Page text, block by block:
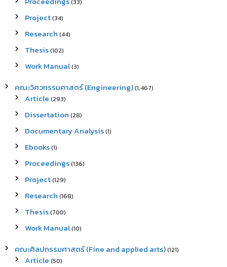
(33)
Project(34)
Research (44)
Thesis(102)
Work Manual(3)
คณะวิศวกรรมศาสตร์ (Engineering)(1,467)
Article (293)
Dissertation (28)
Documentary Analysis(1)
Ebooks(1)
Proceedings(136)
Project(129)
Research (168)
Thesis(700)
Work Manual(10)
คณะศิลปกรรมศาสตร์ (Fine and applied arts)(121)
Article (50)